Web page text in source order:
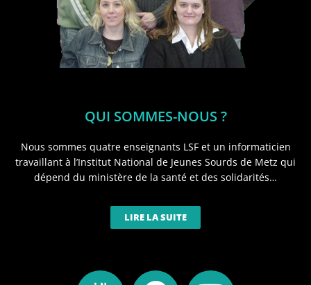
QUI SOMMES-NOUS ?
Nous sommes quatre enseignants LSF et un informaticien
travaillant à l’Institut National de Jeunes Sourds de Metz qui
dépend du ministère de la santé et des solidarités…
LIRE LA SUITE